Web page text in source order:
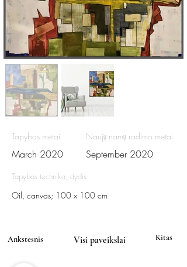
Tapybos metai Naujų namų radimo metai
March 2020 September 2020
Tapybos technika, dydis
Oil, canvas; 100 x 100 cm
Ankstesnis Visi paveikslai Kitas